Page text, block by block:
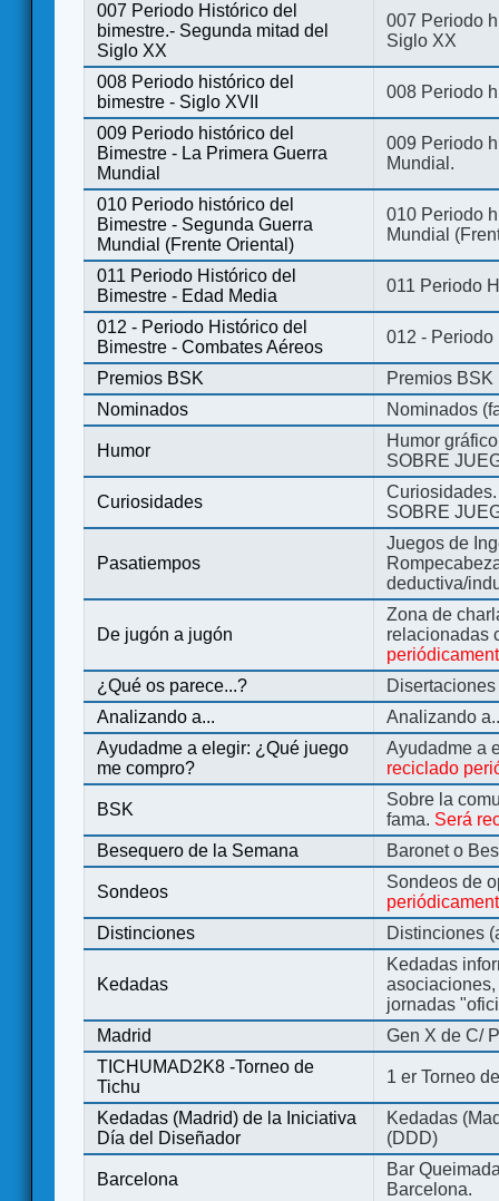
007 Periodo Histórico del
bimestre.- Segunda mitad del
Siglo XX
007 Periodo
Siglo XX
008 Periodo histórico del
bimestre - Siglo XVII
008 Periodo
009 Periodo histórico del
Bimestre - La Primera Guerra
Mundial
009 Periodo
Mundial.
010 Periodo histórico del
Bimestre - Segunda Guerra
Mundial (Frente Oriental)
010 Periodo
Mundial
011 Periodo Histórico del
Bimestre - Edad Media
011 Periodo
012 - Periodo Histórico del
Bimestre - Combates Aéreos
012 - Periodo
Premios BSK
Premios BSK
Nominados
Nominados
Humor
Humor
SOBRE
Curiosidades
SOBRE
Pasatiempos
Juegos de
deductiva/
De jugón a jugón
Zona de
relacionadas
¿Qué os parece...?
Analizando a...
Analizando
Ayudadme a elegir: ¿Qué juego
me compro?
Ayudadme a
reciclado
BSK
Sobre la
fama. Será
Besequero de la Semana
Baronet o
Sondeos
Sondeos de
Distinciones
Distinciones
Kedadas
Kedadas
jornadas
Madrid
Gen X de C/
TICHUMAD2K8 -Torneo de
Tichu
1 er Torneo
Kedadas (Madrid) de la Iniciativa
Día del Diseñador
Kedadas
(DDD)
Barcelona
Bar
Barcelona.